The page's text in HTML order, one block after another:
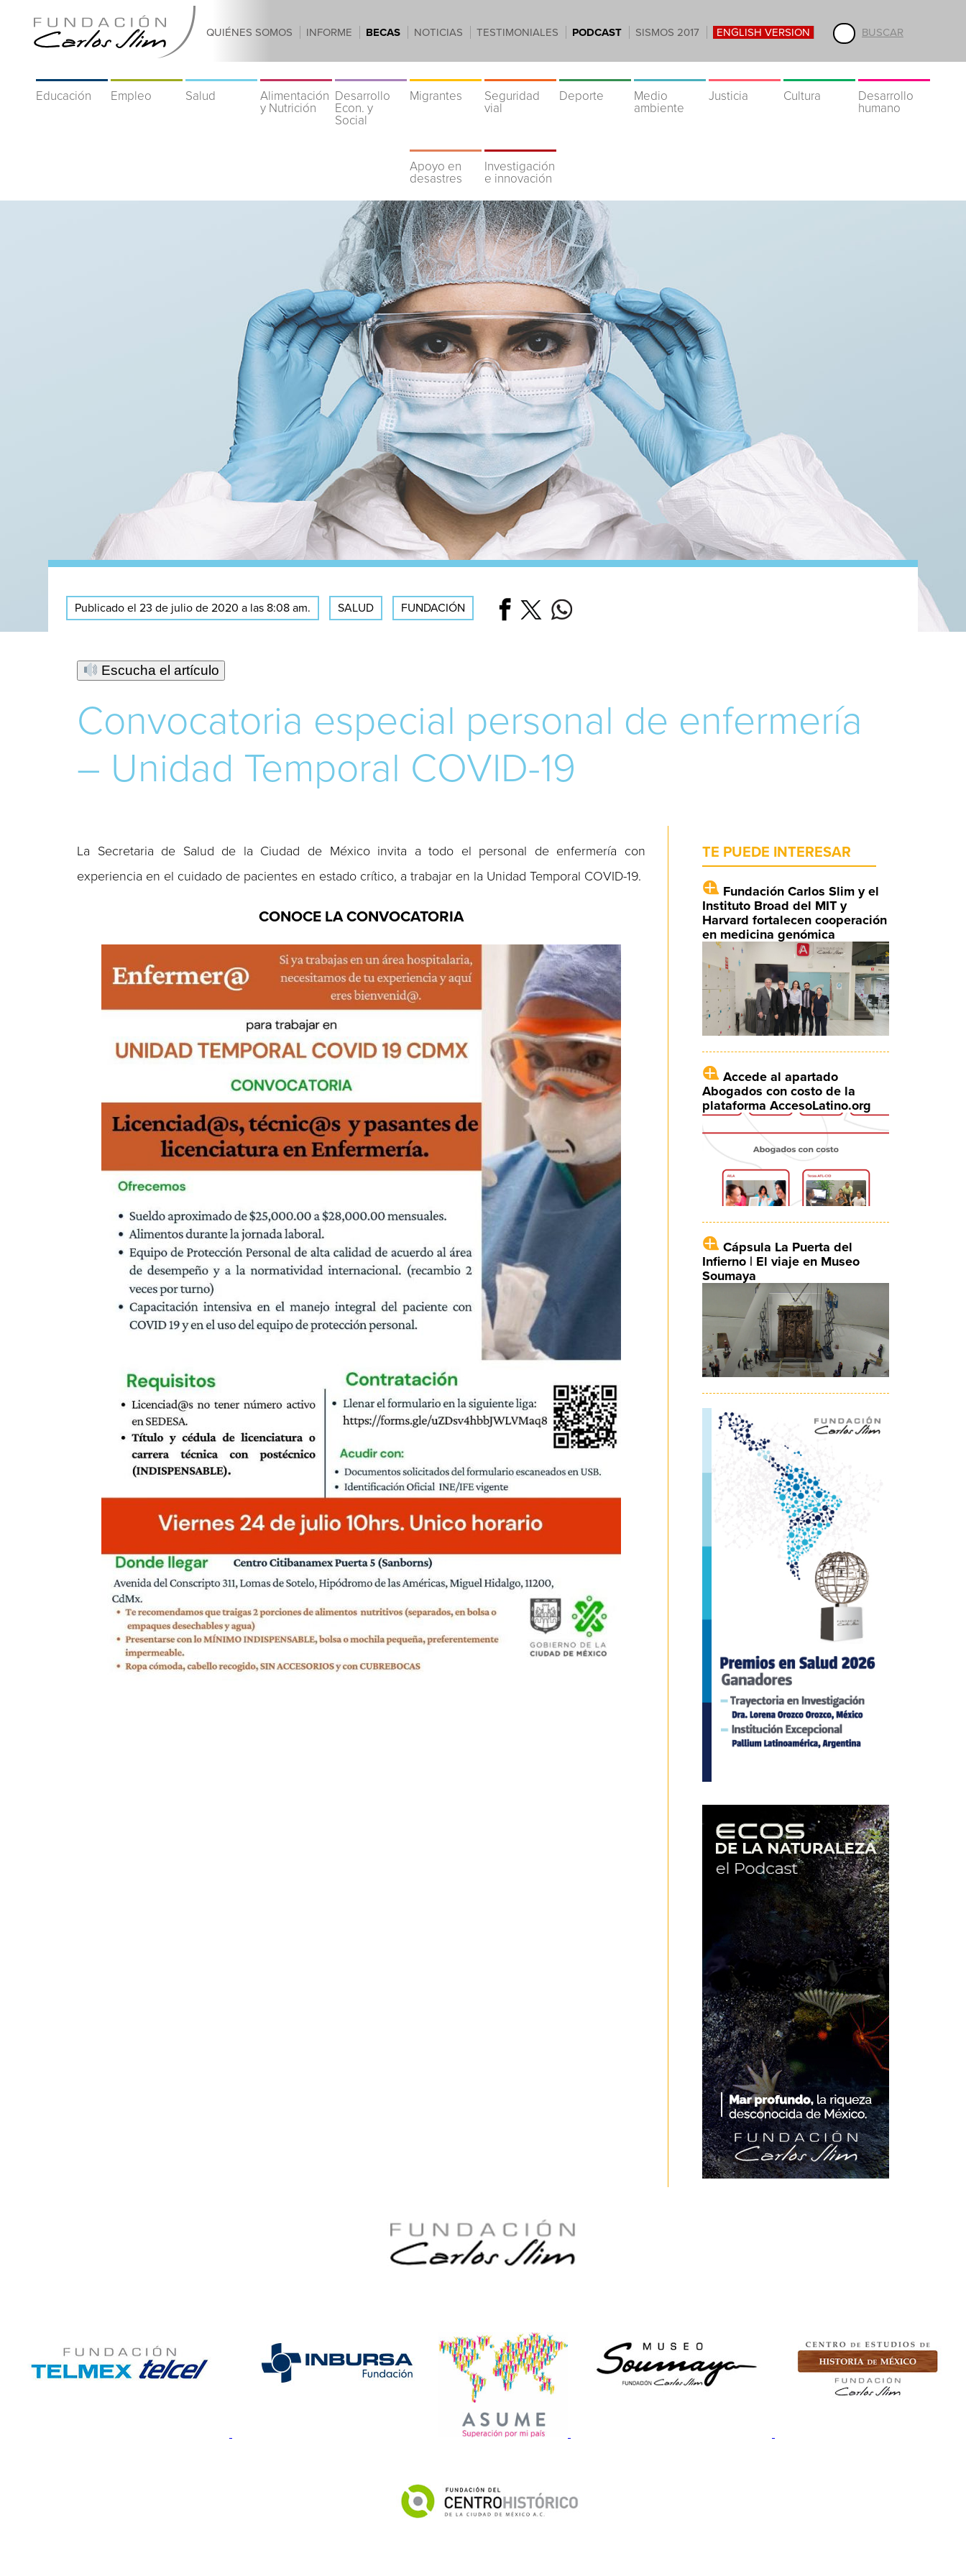
BUSCAR
QUIÉNES SOMOS INFORME BECAS NOTICIAS TESTIMONIALES PODCAST SISMOS 2017 ENGLISH VERSION
Educación Empleo Salud
Alimentación
y Nutrición
Desarrollo
Econ. y
Social
Migrantes
Seguridad
vial
Deporte
Medio
ambiente
Justicia Cultura
Desarrollo
humano
Apoyo en
desastres
Investigación
e innovación
Publicado el 23 de julio de 2020 a las 8:08 am. SALUD FUNDACIÓN
Escucha el artículo
Convocatoria especial personal de enfermería
– Unidad Temporal COVID-19
La Secretaria de Salud de la Ciudad de México invita a todo el personal de enfermería con
experiencia en el cuidado de pacientes en estado crítico, a trabajar en la Unidad Temporal COVID-19.
CONOCE LA CONVOCATORIA
TE PUEDE INTERESAR
Fundación Carlos Slim y el
Instituto Broad del MIT y
Harvard fortalecen cooperación
en medicina genómica
Accede al apartado
Abogados con costo de la
plataforma AccesoLatino.org
Cápsula La Puerta del
Infierno | El viaje en Museo
Soumaya